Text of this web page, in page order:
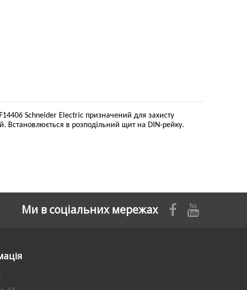
Schneider Electric призначений для захисту
Встановлюється в розподільний щит на DIN-рейку.
Ми в соціальних мережах